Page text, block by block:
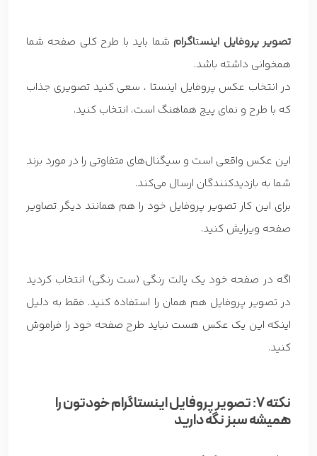
تصویر پروفایل اینستاگرام شما باید با طرح کلی صفحه شما
همخوانی داشته باشد.
در انتخاب عکس پروفایل اینستا ، سعی کنید تصویری جذاب
که با طرح و نمای پیج هماهنگ است، انتخاب کنید.
این عکس واقعی است و سیگنال‌های متفاوتی را در مورد برند
شما به بازدیدکنندگان ارسال می‌کند.
برای این کار تصویر پروفایل خود را هم همانند دیگر تصاویر
صفحه ویرایش کنید.
اگه در صفحه خود یک پالت رنگی (ست رنگی) انتخاب کردید
در تصویر پروفایل هم همان را استفاده کنید. فقط به دلیل
اینکه این یک عکس هست نباید طرح صفحه خود را فراموش
کنید.
نکته 7: تصویر پروفایل اینستاگرام خودتون را
همیشه سبز نگه دارید